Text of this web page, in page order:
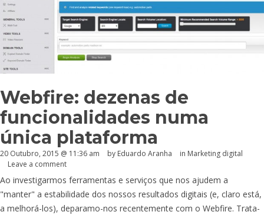
Webfire: dezenas de
funcionalidades numa
única plataforma
20 Outubro, 2015 @ 11:36 am by Eduardo Aranha in Marketing digital
Leave a comment
Ao investigarmos ferramentas e serviços que nos ajudem a
"manter" a estabilidade dos nossos resultados digitais (e, claro está,
a melhorá-los), deparamo-nos recentemente com o Webfire. Trata-